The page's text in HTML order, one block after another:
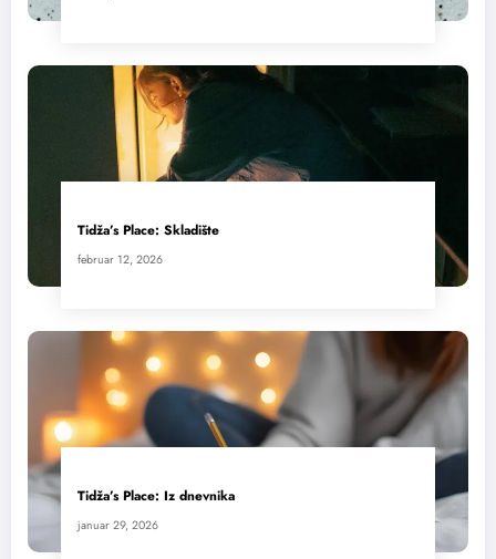
Tidža’s Place: Skladište
februar 12, 2026
Tidža’s Place: Iz dnevnika
januar 29, 2026